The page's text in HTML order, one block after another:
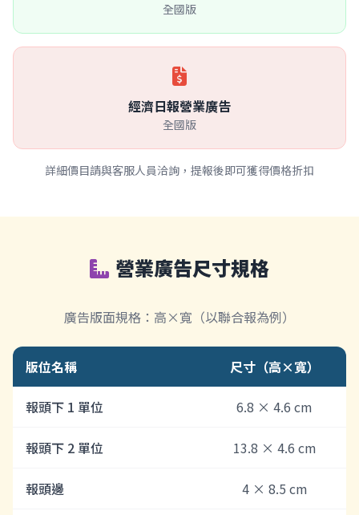
全國版
經濟日報營業廣告
全國版
詳細價目請與客服人員洽詢，提報後即可獲得價格折扣
營業廣告尺寸規格
廣告版面規格：高×寬（以聯合報為例）
版位名稱 尺寸（高×寬）
報頭下 1 單位 6.8 × 4.6 cm
報頭下 2 單位 13.8 × 4.6 cm
報頭邊 4 × 8.5 cm